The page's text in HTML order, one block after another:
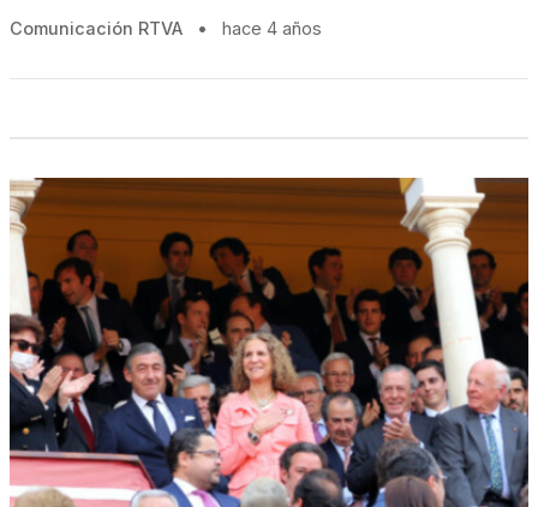
Comunicación RTVA • hace 4 años